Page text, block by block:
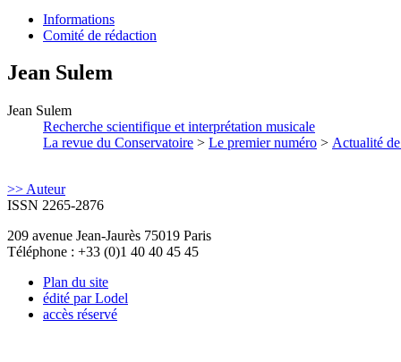
Informations
Comité de rédaction
Jean Sulem
Jean Sulem
Recherche scientifique et interprétation musicale
La revue du Conservatoire > Le premier numéro > Actualité
>> Auteur
ISSN 2265-2876
209 avenue Jean-Jaurès 75019 Paris
Téléphone : +33 (0)1 40 40 45 45
Plan du site
édité par Lodel
accès réservé